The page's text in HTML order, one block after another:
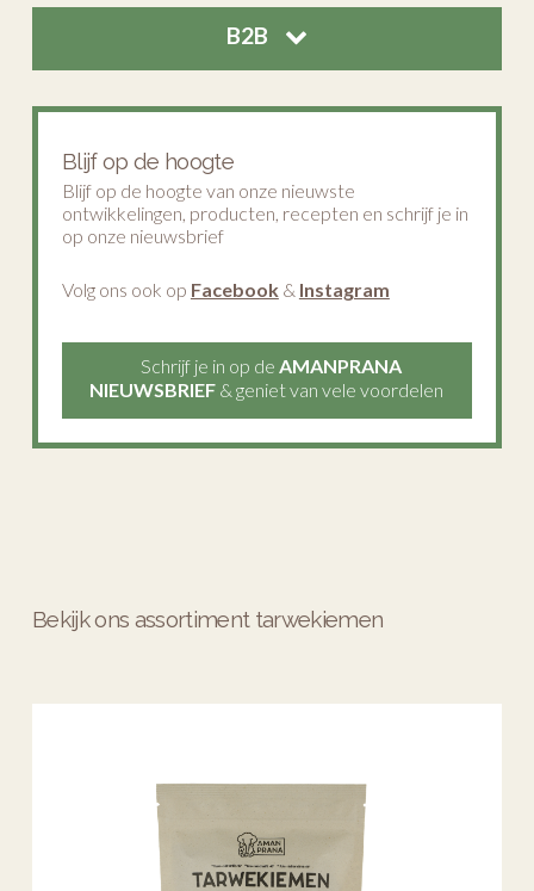
B2B
Blijf op de hoogte
Blijf op de hoogte van onze nieuwste
ontwikkelingen, producten, recepten en schrijf je in
op onze nieuwsbrief
Volg ons ook op Facebook & Instagram
Schrijf je in op deAMANPRANA
NIEUWSBRIEF & geniet van vele voordelen
Bekijk ons assortiment tarwekiemen